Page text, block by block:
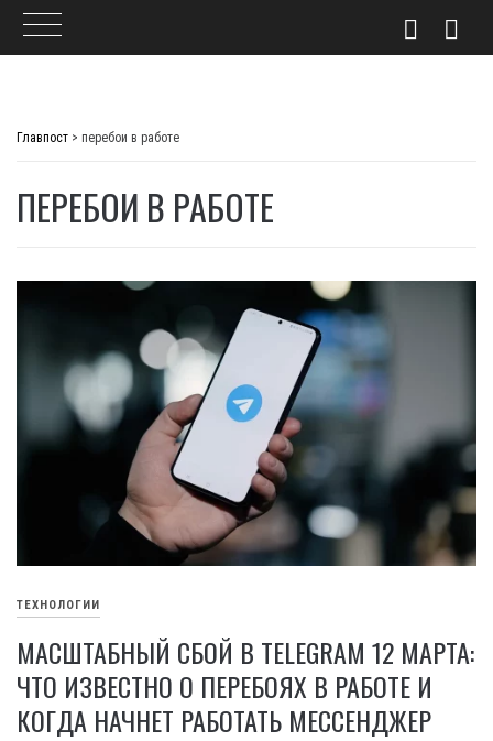
Главпост > перебои в работе
ПЕРЕБОИ В РАБОТЕ
ТЕХНОЛОГИИ
МАСШТАБНЫЙ СБОЙ В TELEGRAM 12 МАРТА:
ЧТО ИЗВЕСТНО О ПЕРЕБОЯХ В РАБОТЕ И
КОГДА НАЧНЕТ РАБОТАТЬ МЕССЕНДЖЕР